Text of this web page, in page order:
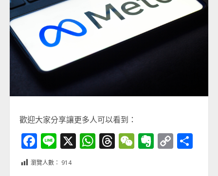
歡迎大家分享讓更多人可以看到：
Facebook
Line
X WhatsApp
Threads
WeChat
Evernote
Copy
瀏覽人數： 914